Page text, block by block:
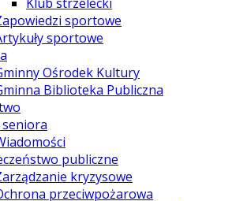
sportowe
sportowe
Ośrodek Kultury
Biblioteka Publiczna
publiczne
kryzysowe
przeciwpożarowa